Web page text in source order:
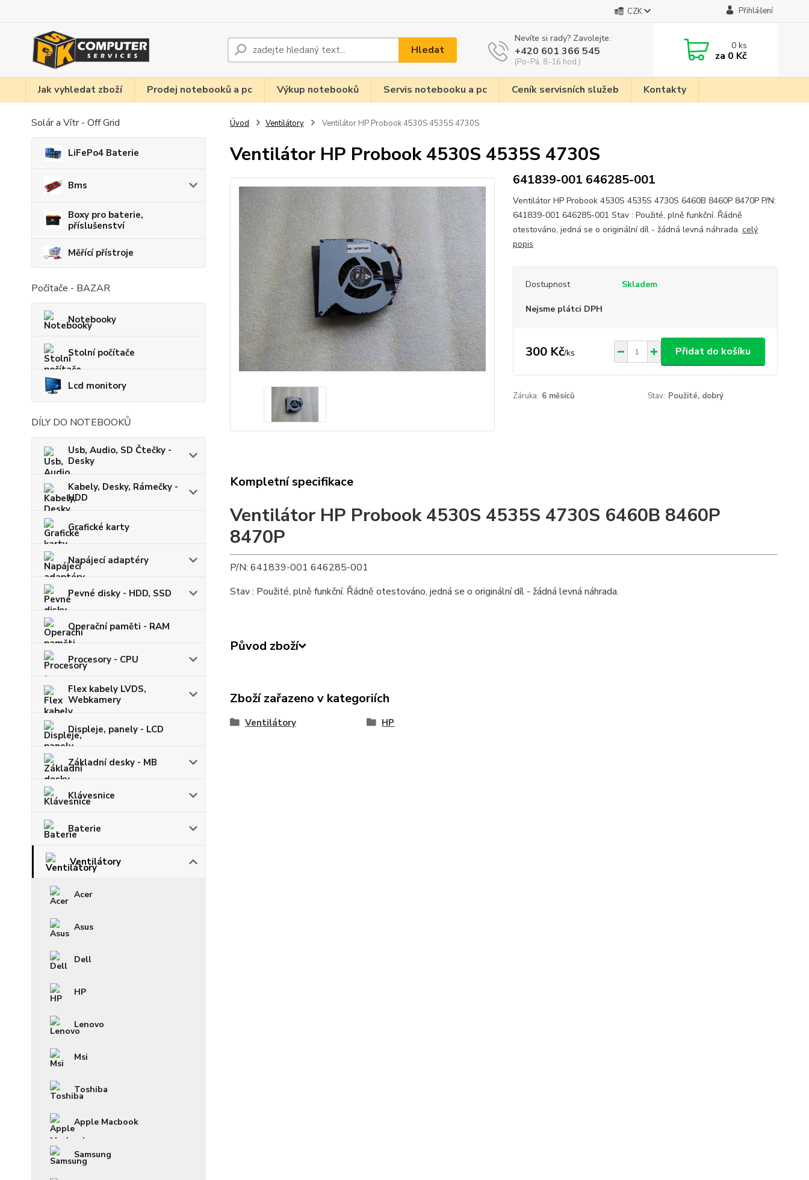
CZK Přihlášení
Hledat
Nevíte si rady? Zavolejte.
+420 601 366 545
(Po-Pá, 8-16 hod.)
0ks
za 0 Kč
Jak vyhledat zboží Prodej notebooků a pc Výkup notebooků Servis notebooku a pc Ceník servisních služeb Kontakty
Solár a Vítr - Off Grid
LiFePo4 Baterie
Bms
Boxy pro baterie,
příslušenství
Měřící přístroje
Počítače - BAZAR
Notebooky
Stolní počítače
Lcd monitory
DÍLY DO NOTEBOOKŮ
Usb, Audio, SD Čtečky -
Desky
Kabely, Desky, Rámečky -
HDD
Grafické karty
Napájecí adaptéry
Pevné disky - HDD, SSD
Operační paměti - RAM
Procesory - CPU
Flex kabely LVDS,
Webkamery
Displeje, panely - LCD
Základní desky - MB
Klávesnice
Baterie
Ventilátory
Acer
Asus
Dell
HP
Lenovo
Msi
Toshiba
Apple Macbook
Samsung
Úvod Ventilátory Ventilátor HP Probook 4530S 4535S 4730S
Ventilátor HP Probook 4530S 4535S 4730S
641839-001 646285-001
Ventilátor HP Probook 4530S 4535S 4730S 6460B 8460P 8470P P/N:
641839-001 646285-001 Stav : Použité, plně funkční. Řádně
otestováno, jedná se o originální díl - žádná levná náhrada. celý
popis
Dostupnost Skladem
Nejsme plátci DPH
300 Kč/ks Přidat do košíku
Záruka: 6 měsíců Stav: Použité, dobrý
Kompletní specifikace
Ventilátor HP Probook 4530S 4535S 4730S 6460B 8460P
8470P
P/N: 641839-001 646285-001
Stav : Použité, plně funkční. Řádně otestováno, jedná se o originální díl - žádná levná náhrada.
Původ zboží
Zboží zařazeno v kategoriích
Ventilátory HP